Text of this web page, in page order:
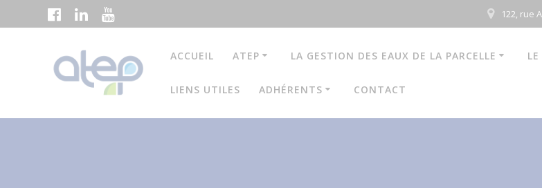
au
122, rue
ACCUEIL ATEP LA GESTION DES EAUX DE LA PARCELLE
LIENS UTILES ADHÉRENTS CONTACT